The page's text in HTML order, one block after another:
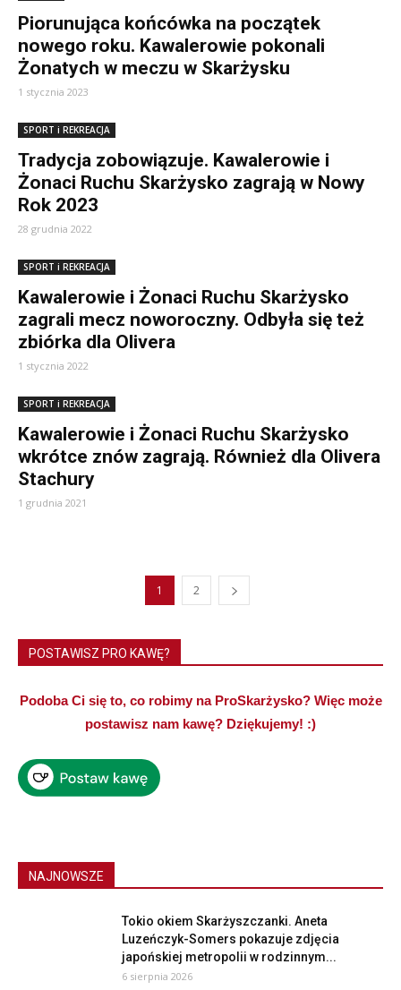
Piorunująca końcówka na początek
nowego roku. Kawalerowie pokonali
Żonatych w meczu w Skarżysku
1 stycznia 2023
SPORT i REKREACJA
Tradycja zobowiązuje. Kawalerowie i
Żonaci Ruchu Skarżysko zagrają w Nowy
Rok 2023
28 grudnia 2022
SPORT i REKREACJA
Kawalerowie i Żonaci Ruchu Skarżysko
zagrali mecz noworoczny. Odbyła się też
zbiórka dla Olivera
1 stycznia 2022
SPORT i REKREACJA
Kawalerowie i Żonaci Ruchu Skarżysko
wkrótce znów zagrają. Również dla Olivera
Stachury
1 grudnia 2021
1 2
POSTAWISZ PRO KAWĘ?
Podoba Ci się to, co robimy na ProSkarżysko? Więc może
postawisz nam kawę? Dziękujemy! :)
NAJNOWSZE
Tokio okiem Skarżyszczanki. Aneta
Luzeńczyk-Somers pokazuje zdjęcia
japońskiej metropolii w rodzinnym...
6 sierpnia 2026